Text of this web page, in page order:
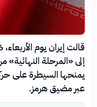
إلى «المرحلة
يمنحها السيطرة على
عبر مضيق هرمز.